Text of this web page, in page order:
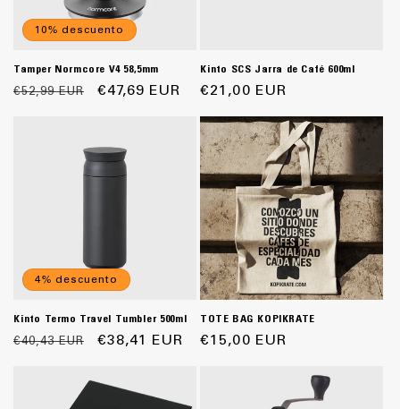
10% descuento
Tamper Normcore V4 58,5mm
Precio
€52,99 EUR
Precio
€47,69 EUR
Kinto SCS Jarra de Café 600ml
Precio
€21,00 EUR
4% descuento
Kinto Termo Travel Tumbler 500ml
Precio
€40,43 EUR
Precio
oferta
€38,41 EUR
TOTE BAG KOPIKRATE
Precio
€15,00 EUR